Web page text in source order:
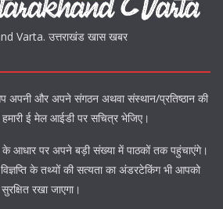
Varta. उत्तराखंड खास खबर
अपनी और अपने संगठन अथवा संस्थान/प्रतिष्ठान की
हमारी ई मेल आईडी पर सचित्र भेजिए।
आधार पर अपने बड़ी संख्या में पाठकों तक पहुंचाएंगे।
के तथ्यों की सत्यता का अंडरटेकिंग भी आपको
रखा जाएगा।